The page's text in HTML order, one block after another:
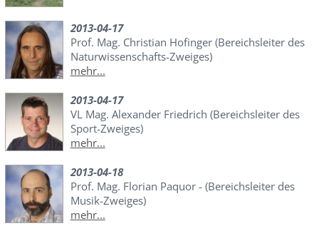
2013-04-17
Prof. Mag. Christian Hofinger (Bereichsleiter des
Naturwissenschafts-Zweiges)
mehr...
2013-04-17
VL Mag. Alexander Friedrich (Bereichsleiter des
Sport-Zweiges)
mehr...
2013-04-18
Prof. Mag. Florian Paquor - (Bereichsleiter des
Musik-Zweiges)
mehr...